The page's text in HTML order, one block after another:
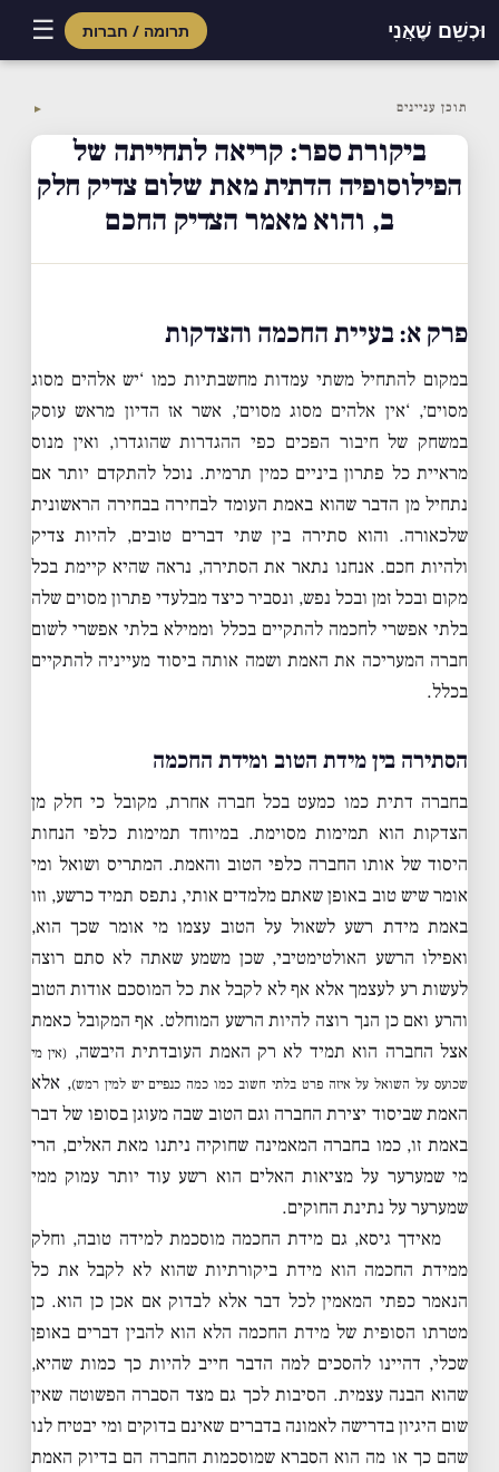
וּכְשֵׁם שֶׁאֲנִי תרומה / חברות ☰
content
תוכן עניינים ▼
ביקורת ספר: קריאה לתחייתה של
הפילוסופיה הדתית מאת שלום צדיק חלק
ב, והוא מאמר הצדיק החכם
פרק א: בעיית החכמה והצדקות
במקום להתחיל משתי עמדות מחשבתיות כמו ‘יש אלהים מסוג
מסוים׳, ‘אין אלהים מסוג מסוים׳, אשר אז הדיון מראש עוסק
במשחק של חיבור הפכים כפי ההגדרות שהוגדרו, ואין מנוס
מראיית כל פתרון ביניים כמין תרמית. נוכל להתקדם יותר אם
נתחיל מן הדבר שהוא באמת העומד לבחירה בבחירה הראשונית
שלכאורה. והוא סתירה בין שתי דברים טובים, להיות צדיק
ולהיות חכם. אנחנו נתאר את הסתירה, נראה שהיא קיימת בכל
מקום ובכל זמן ובכל נפש, ונסביר כיצד מבלעדי פתרון מסוים שלה
בלתי אפשרי לחכמה להתקיים בכלל וממילא בלתי אפשרי לשום
חברה המעריכה את האמת ושמה אותה ביסוד מעייניה להתקיים
בכלל.
הסתירה בין מידת הטוב ומידת החכמה
בחברה דתית כמו כמעט בכל חברה אחרת, מקובל כי חלק מן
הצדקות הוא תמימות מסוימת. במיוחד תמימות כלפי הנחות
היסוד של אותו החברה כלפי הטוב והאמת. המתריס ושואל ומי
אומר שיש טוב באופן שאתם מלמדים אותי, נתפס תמיד כרשע, וזו
באמת מידת רשע לשאול על הטוב עצמו מי אומר שכך הוא,
ואפילו הרשע האולטימטיבי, שכן משמע שאתה לא סתם רוצה
לעשות רע לעצמך אלא אף לא לקבל את כל המוסכם אודות הטוב
והרע ואם כן הנך רוצה להיות הרשע המוחלט. אף המקובל כאמת
אצל החברה הוא תמיד לא רק האמת העובדתית היבשה, (אין מי
שכועס על השואל על איזה פרט בלתי חשוב כמו כמה כנפיים יש למין רמש), אלא
האמת שביסוד יצירת החברה וגם הטוב שבה מעוגן בסופו של דבר
באמת זו, כמו בחברה המאמינה שחוקיה ניתנו מאת האלים, הרי
מי שמערער על מציאות האלים הוא רשע עוד יותר עמוק ממי
שמערער על נתינת החוקים.
מאידך גיסא, גם מידת החכמה מוסכמת למידה טובה, וחלק
ממידת החכמה הוא מידת ביקורתיות שהוא לא לקבל את כל
הנאמר כפתי המאמין לכל דבר אלא לבדוק אם אכן כן הוא. כן
מטרתו הסופית של מידת החכמה הלא הוא להבין דברים באופן
שכלי, דהיינו להסכים למה הדבר חייב להיות כך כמות שהיא,
שהוא הבנה עצמית. הסיבות לכך גם מצד הסברה הפשוטה שאין
שום היגיון בדרישה לאמונה בדברים שאינם בדוקים ומי יבטיח לנו
שהם כך או מה הוא הסברא שמוסכמות החברה הם בדיוק האמת